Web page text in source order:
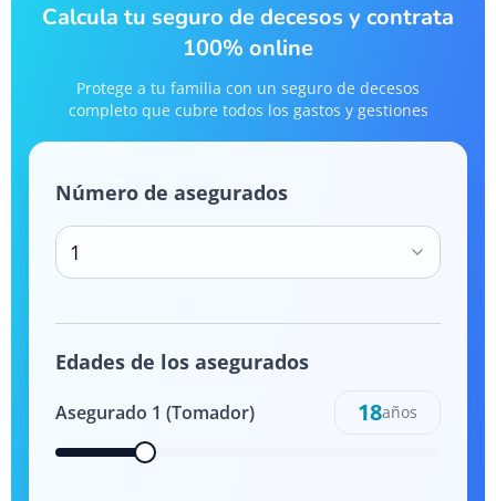
Calcula tu seguro de decesos y contrata
100% online
Protege a tu familia con un seguro de decesos
completo que cubre todos los gastos y gestiones
Número de asegurados
1
Edades de los asegurados
Asegurado 1 (Tomador) 18años